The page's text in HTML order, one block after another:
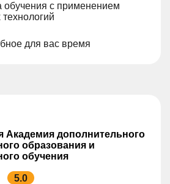
с применением
для вас время
Академия дополнительного
образования и
обучения
5.0